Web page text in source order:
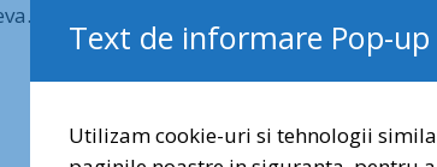
Ah, da! Corcodeii mari!
Text de informare Pop-up
Utilizam cookie-uri si tehnologii